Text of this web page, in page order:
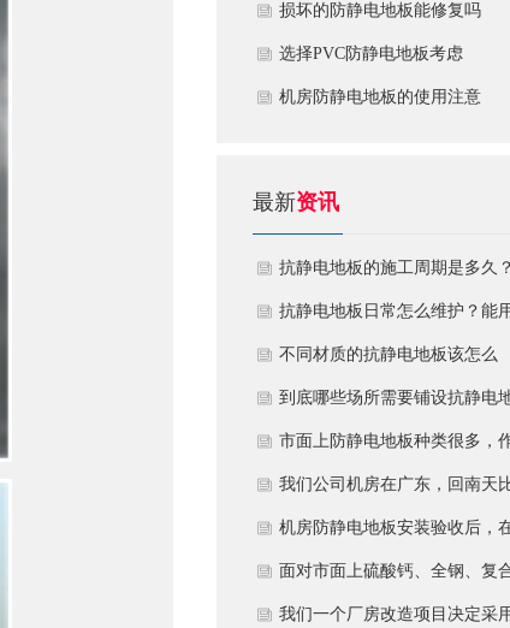
损坏的防静电地板能修复吗
​选择PVC防静电地板考虑
机房防静电地板的使用注意
最新资讯
抗静电地板的施工周期是多久
需要注意什么?
抗静电地板日常怎么维护？能
多久？
不同材质的抗静电地板该怎么
选？
到底哪些场所需要铺设抗静电
板？
市面上防静电地板种类很多，
为采购方，我们该如何鉴别地
的质量好坏？所谓的“系统电
阻”为什么很重要？
我们公司机房在广东，回南天
较潮湿，这种环境下使用防静
地板要注意什么？日常维护有
些要点？
机房防静电地板安装验收后，
日常运维中常常被忽视。请问
一套规范的、可操作的维护规
面对市面上硫酸钙、全钢、复
等多种类型的机房防静电地板
我们一个厂房改造项目决定采